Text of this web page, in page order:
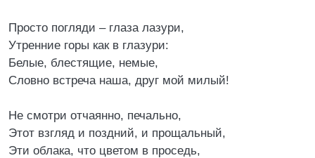
Просто погляди – глаза лазури,
Утренние горы как в глазури:
Белые, блестящие, немые,
Словно встреча наша, друг мой милый!
Не смотри отчаянно, печально,
Этот взгляд и поздний, и прощальный,
Эти облака, что цветом в проседь,